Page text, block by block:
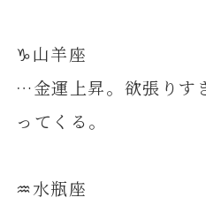
♑️山羊座
…金運上昇。欲張りす
ってくる。
♒️水瓶座